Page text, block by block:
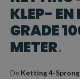
KLEP-
GRADE
METER
De Ketting 4-